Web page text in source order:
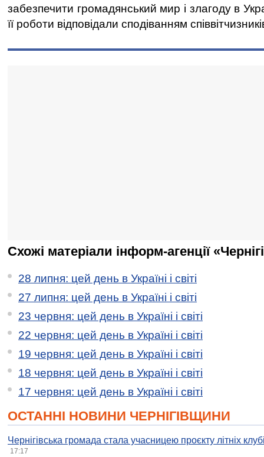
забезпечити громадянський мир і злагоду в
її роботи відповідали сподіванням
Схожі матеріали інформ-агенції
28 липня: цей день в Україні і світі
27 липня: цей день в Україні і світі
23 червня: цей день в Україні і світі
22 червня: цей день в Україні і світі
19 червня: цей день в Україні і світі
18 червня: цей день в Україні і світі
17 червня: цей день в Україні і світі
ОСТАННІ НОВИНИ ЧЕРНІГІВЩИНИ
Чернігівська громада стала учасницею проєкту літніх
17:17